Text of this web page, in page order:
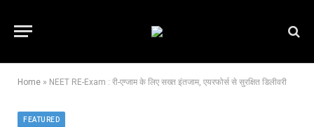
Home » NEET RE-Exam : री-एग्जाम के लिए सख्त इंतजाम, एयरफोर्स से सुरक्षित डिलीवरी
FEATURED